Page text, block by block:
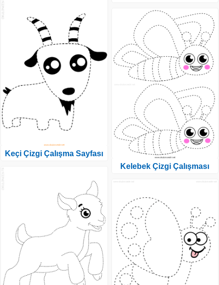
Keçi Çizgi Çalışma Sayfası
Kelebek Çizgi Çalışması